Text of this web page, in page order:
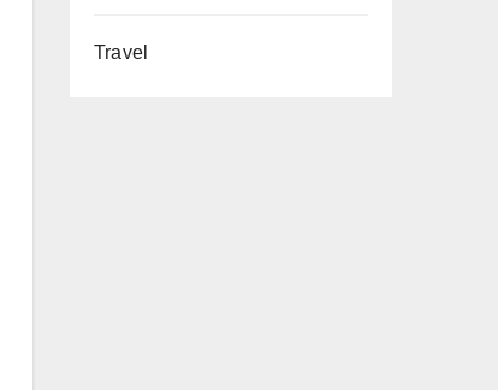
Travel